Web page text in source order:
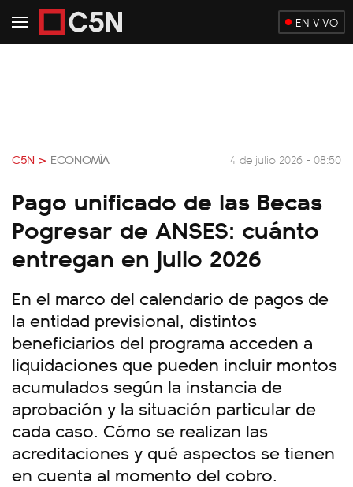
EN VIVO
C5N > ECONOMÍA 4 de julio 2026 - 08:50
Pago unificado de las Becas
Pogresar de ANSES: cuánto
entregan en julio 2026
En el marco del calendario de pagos de
la entidad previsional, distintos
beneficiarios del programa acceden a
liquidaciones que pueden incluir montos
acumulados según la instancia de
aprobación y la situación particular de
cada caso. Cómo se realizan las
acreditaciones y qué aspectos se tienen
en cuenta al momento del cobro.